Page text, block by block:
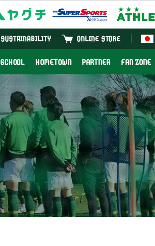
ONLINE STORE
SUSTAINABILITY
SCHOOL HOMETOWN PARTNER FAN ZONE